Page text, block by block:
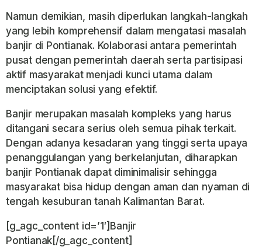
Namun demikian, masih diperlukan langkah-langkah
yang lebih komprehensif dalam mengatasi masalah
banjir di Pontianak. Kolaborasi antara pemerintah
pusat dengan pemerintah daerah serta partisipasi
aktif masyarakat menjadi kunci utama dalam
menciptakan solusi yang efektif.
Banjir merupakan masalah kompleks yang harus
ditangani secara serius oleh semua pihak terkait.
Dengan adanya kesadaran yang tinggi serta upaya
penanggulangan yang berkelanjutan, diharapkan
banjir Pontianak dapat diminimalisir sehingga
masyarakat bisa hidup dengan aman dan nyaman di
tengah kesuburan tanah Kalimantan Barat.
[g_agc_content id=’1′]Banjir
Pontianak[/g_agc_content]